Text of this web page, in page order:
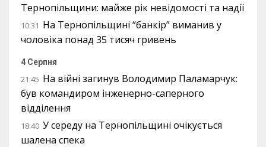
Тернопільщини: майже рік невідомості та надії
10:31 На Тернопільщині “банкір” виманив у
чоловіка понад 35 тисяч гривень
4 Серпня
21:45 На війні загинув Володимир Паламарчук:
був командиром інженерно-саперного
відділення
18:40 У середу на Тернопільщині очікується
шалена спека